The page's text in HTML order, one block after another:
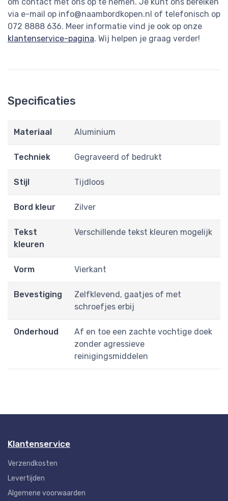
via e-mail op info@naambordkopen.nl of telefonisch op
072 8888 636. Meer informatie vind je ook op onze
klantenservice-pagina. Wij helpen je graag verder!
Specificaties
Materiaal Aluminium
Techniek Gegraveerd of bedrukt
Stijl Tijdloos
Bord kleur Zilver
Tekst
kleuren
Verschillende tekst kleuren mogelijk
Vorm Vierkant
Bevestiging
Zelfklevend, gaatjes of met
schroefjes erbij
Onderhoud
Af en toe een zachte vochtige doek
zonder agressieve
reinigingsmiddelen
Klantenservice
Verzendkosten
Levertijden
Algemene voorwaarden